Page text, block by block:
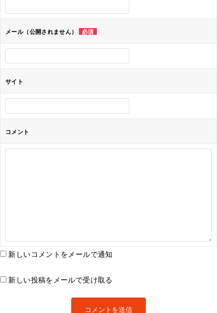
シ
ョ
ン
メール（公開されません） 必須
サイト
コメント
新しいコメントをメールで通知
新しい投稿をメールで受け取る